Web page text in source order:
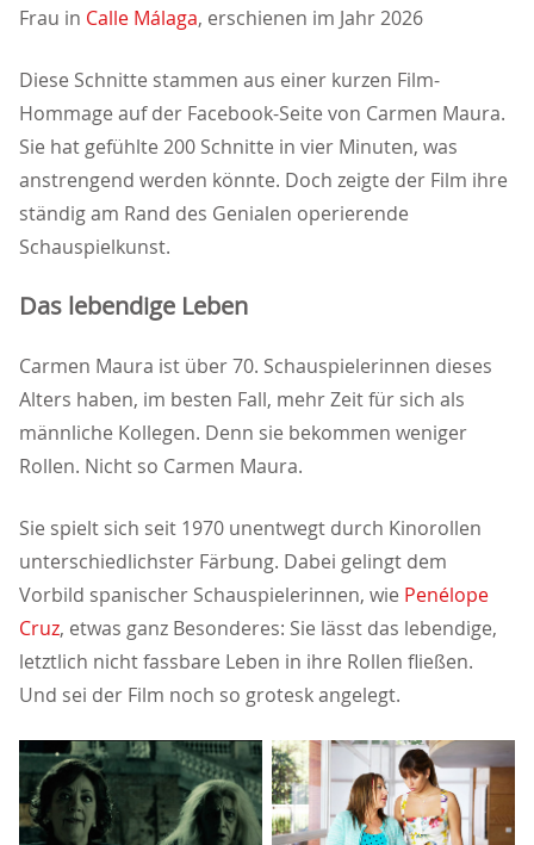
Frau in Calle Málaga, erschienen im Jahr 2026
Diese Schnitte stammen aus einer kurzen Film-
Hommage auf der Facebook-Seite von Carmen Maura.
Sie hat gefühlte 200 Schnitte in vier Minuten, was
anstrengend werden könnte. Doch zeigte der Film ihre
ständig am Rand des Genialen operierende
Schauspielkunst.
Das lebendige Leben
Carmen Maura ist über 70. Schauspielerinnen dieses
Alters haben, im besten Fall, mehr Zeit für sich als
männliche Kollegen. Denn sie bekommen weniger
Rollen. Nicht so Carmen Maura.
Sie spielt sich seit 1970 unentwegt durch Kinorollen
unterschiedlichster Färbung. Dabei gelingt dem
Vorbild spanischer Schauspielerinnen, wie Penélope
Cruz, etwas ganz Besonderes: Sie lässt das lebendige,
letztlich nicht fassbare Leben in ihre Rollen fließen.
Und sei der Film noch so grotesk angelegt.